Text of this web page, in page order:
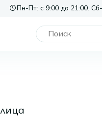
Пн-Пт: с 9:00 до 21:00.